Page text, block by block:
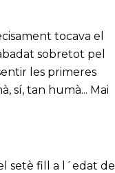
tocava el
sobretot pel
les primeres
sí, tan humà... Mai
setè fill a l´edat de